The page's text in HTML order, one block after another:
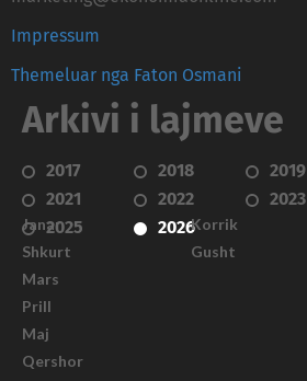
Impressum
Themeluar nga Faton Osmani
Arkivi i lajmeve
2017 2018 2019
2021
2022 2023
2025
2026
Janar
Shkurt
Mars
Prill
Maj
Qershor
Korrik
Gusht